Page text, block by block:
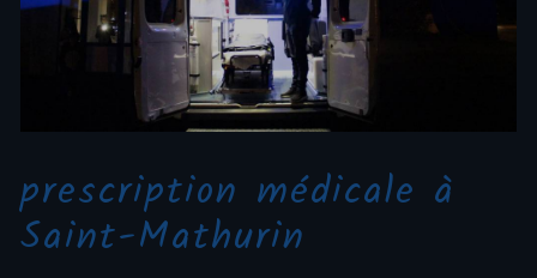
prescription médicale à
Saint-Mathurin